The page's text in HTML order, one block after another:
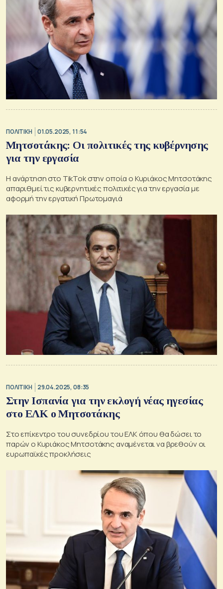
ΠΟΛΙΤΙΚΗ 01.05.2025, 11:54
Μητσοτάκης: Οι πολιτικές της κυβέρνησης
για την εργασία
Η ανάρτηση στο TikTok στην οποία ο Κυριάκος Μητσοτάκης
απαριθμεί τις κυβερνητικές πολιτικές για την εργασία με
αφορμή την εργατική Πρωτομαγιά
ΠΟΛΙΤΙΚΗ 29.04.2025, 08:35
Στην Ισπανία για την εκλογή νέας ηγεσίας
στο ΕΛΚ ο Μητσοτάκης
Στο επίκεντρο του συνεδρίου του ΕΛΚ όπου θα δώσει το
παρών ο Κυριάκος Μητσοτάκης αναμένεται να βρεθούν οι
ευρωπαϊκές προκλήσεις